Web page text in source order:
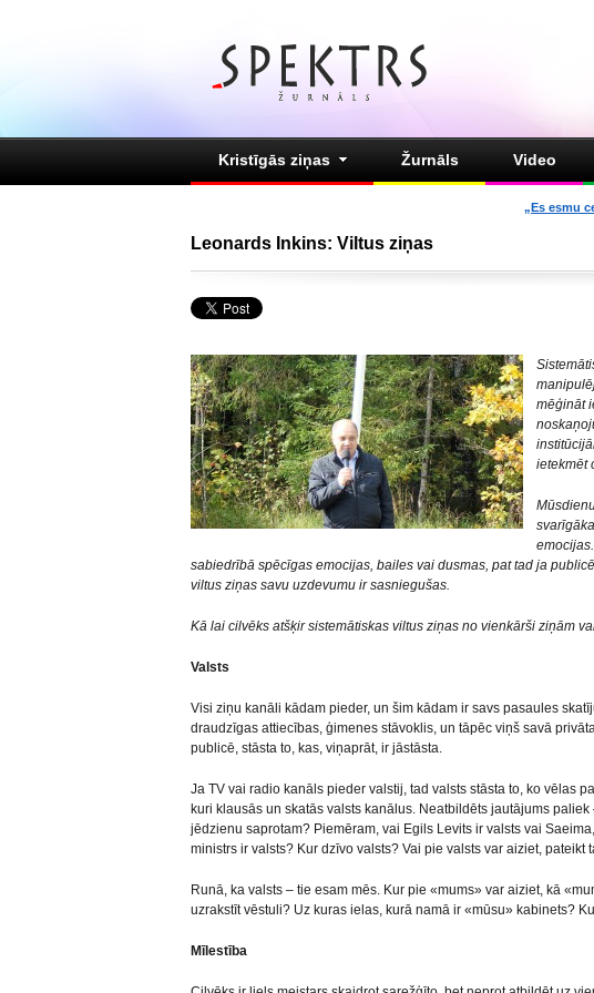
Kristīgās ziņas Žurnāls Video
„Es esmu
Leonards Inkins: Viltus ziņas
mēģināt
ietekmēt
sabiedrībā spēcīgas emocijas, bailes vai dusmas, pat tad ja
viltus ziņas savu uzdevumu ir sasniegušas.
Kā lai cilvēks atšķir sistemātiskas viltus ziņas no vienkārši ziņām
Valsts
Visi ziņu kanāli kādam pieder, un šim kādam ir savs pasaules
draudzīgas attiecības, ģimenes stāvoklis, un tāpēc viņš savā
publicē, stāsta to, kas, viņaprāt, ir jāstāsta.
Ja TV vai radio kanāls pieder valstij, tad valsts stāsta to, ko vēlas
kuri klausās un skatās valsts kanālus. Neatbildēts jautājums paliek
jēdzienu saprotam? Piemēram, vai Egils Levits ir valsts vai
ministrs ir valsts? Kur dzīvo valsts? Vai pie valsts var aiziet, pateikt
Runā, ka valsts – tie esam mēs. Kur pie «mums» var aiziet, kā
uzrakstīt vēstuli? Uz kuras ielas, kurā namā ir «mūsu» kabinets?
Mīlestība